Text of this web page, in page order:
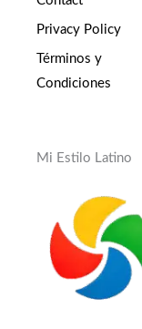
Privacy Policy
Términos y
Condiciones
Mi Estilo Latino